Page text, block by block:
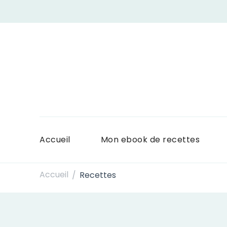
Accueil Mon ebook de recettes
Accueil / Recettes